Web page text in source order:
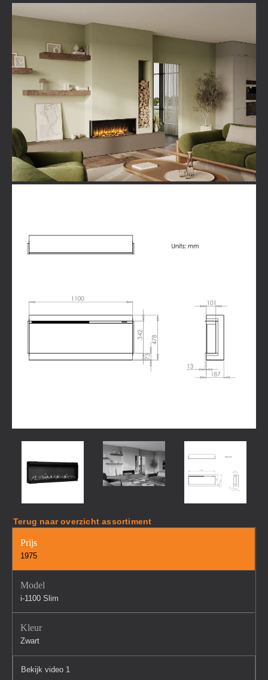
Terug naar overzicht assortiment
Prijs
1975
Model
i-1100 Slim
Kleur
Zwart
Bekijk video 1